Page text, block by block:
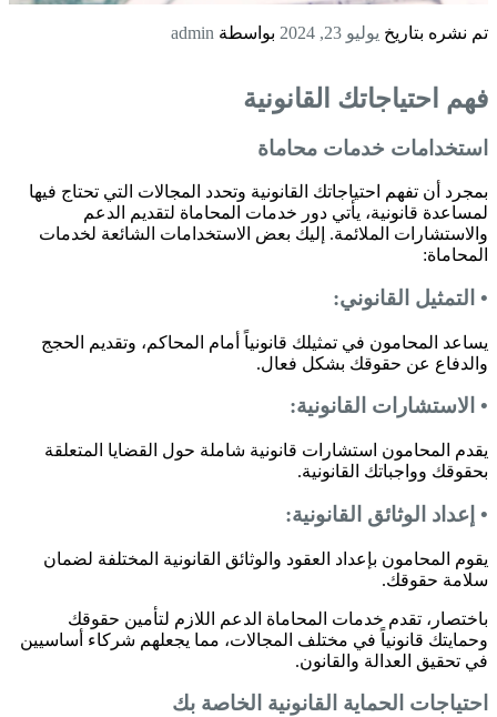
تم نشره بتاريخ يوليو 23, 2024 بواسطة admin
فهم احتياجاتك القانونية
استخدامات خدمات محاماة
بمجرد أن تفهم احتياجاتك القانونية وتحدد المجالات التي تحتاج فيها
لمساعدة قانونية، يأتي دور خدمات المحاماة لتقديم الدعم
والاستشارات الملائمة. إليك بعض الاستخدامات الشائعة لخدمات
المحاماة:
• التمثيل القانوني:
يساعد المحامون في تمثيلك قانونياً أمام المحاكم، وتقديم الحجج
والدفاع عن حقوقك بشكل فعال.
• الاستشارات القانونية:
يقدم المحامون استشارات قانونية شاملة حول القضايا المتعلقة
بحقوقك وواجباتك القانونية.
• إعداد الوثائق القانونية:
يقوم المحامون بإعداد العقود والوثائق القانونية المختلفة لضمان
سلامة حقوقك.
باختصار، تقدم خدمات المحاماة الدعم اللازم لتأمين حقوقك
وحمايتك قانونياً في مختلف المجالات، مما يجعلهم شركاء أساسيين
في تحقيق العدالة والقانون.
احتياجات الحماية القانونية الخاصة بك